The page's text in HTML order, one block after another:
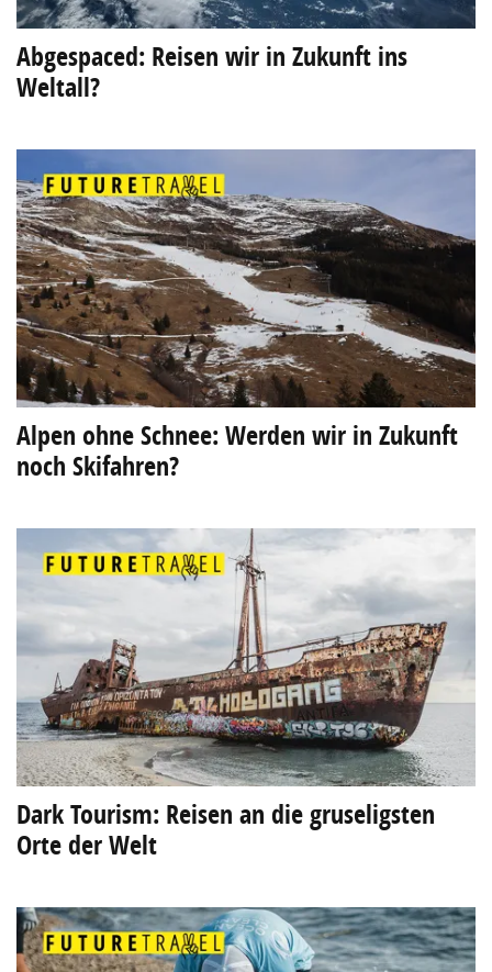
Abgespaced: Reisen wir in Zukunft ins
Weltall?
Alpen ohne Schnee: Werden wir in Zukunft
noch Skifahren?
Dark Tourism: Reisen an die gruseligsten
Orte der Welt